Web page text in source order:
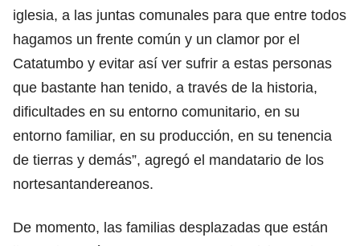
iglesia, a las juntas comunales para que entre todos
hagamos un frente común y un clamor por el
Catatumbo y evitar así ver sufrir a estas personas
que bastante han tenido, a través de la historia,
dificultades en su entorno comunitario, en su
entorno familiar, en su producción, en su tenencia
de tierras y demás”, agregó el mandatario de los
nortesantandereanos.
De momento, las familias desplazadas que están